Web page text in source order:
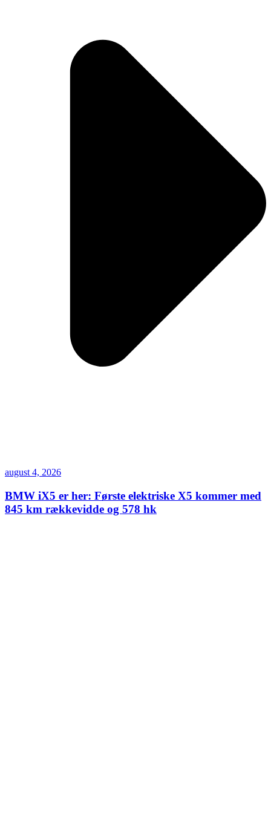
august 4, 2026
BMW iX5 er her: Første elektriske X5 kommer med
845 km rækkevidde og 578 hk